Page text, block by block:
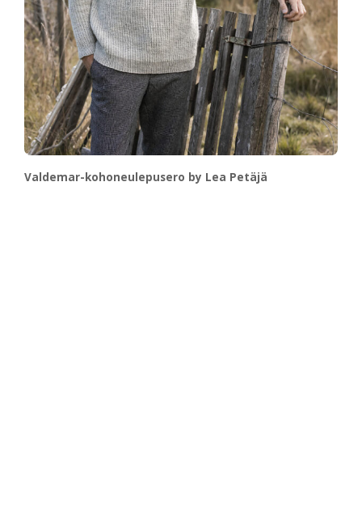
Valdemar-kohoneulepusero by Lea Petäjä